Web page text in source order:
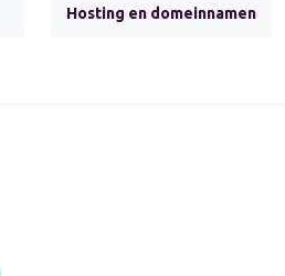
Hosting en domeinnamen